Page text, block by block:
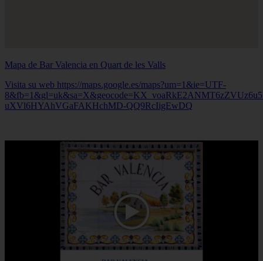
Mapa de Bar Valencia en Quart de les Valls
Visita su web https://maps.google.es/maps?um=1&ie=UTF-
uXVl6HYAhVGaFAKHchMD-QQ9RcIigEwDQ